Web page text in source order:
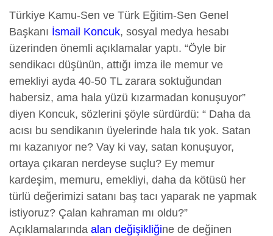
Türkiye Kamu-Sen ve Türk Eğitim-Sen Genel
Başkanı İsmail Koncuk, sosyal medya hesabı
üzerinden önemli açıklamalar yaptı. “Öyle bir
sendikacı düşünün, attığı imza ile memur ve
emekliyi ayda 40-50 TL zarara soktuğundan
habersiz, ama hala yüzü kızarmadan konuşuyor”
diyen Koncuk, sözlerini şöyle sürdürdü: “ Daha da
acısı bu sendikanın üyelerinde hala tık yok. Satan
mı kazanıyor ne? Vay ki vay, satan konuşuyor,
ortaya çıkaran nerdeyse suçlu? Ey memur
kardeşim, memuru, emekliyi, daha da kötüsü her
türlü değerimizi satanı baş tacı yaparak ne yapmak
istiyoruz? Çalan kahraman mı oldu?”
Açıklamalarında alan değişikliğine de değinen